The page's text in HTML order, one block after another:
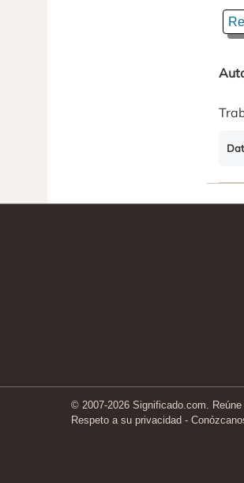
© 2007-2026 Significado.com.
Respeto a su privacidad -